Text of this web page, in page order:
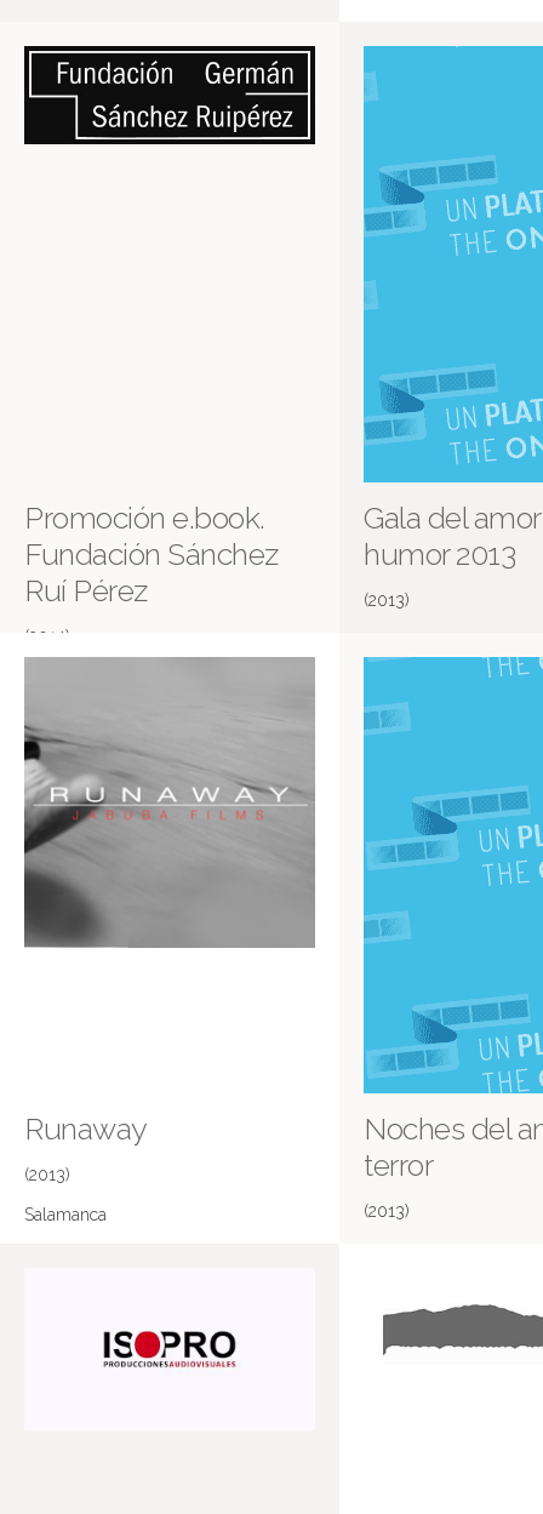
Promoción e.book.
Fundación Sánchez
Ruí Pérez
(2014)
Gala del
humor 2013
(2013)
Runaway
(2013)
Salamanca
Noches del
terror
(2013)